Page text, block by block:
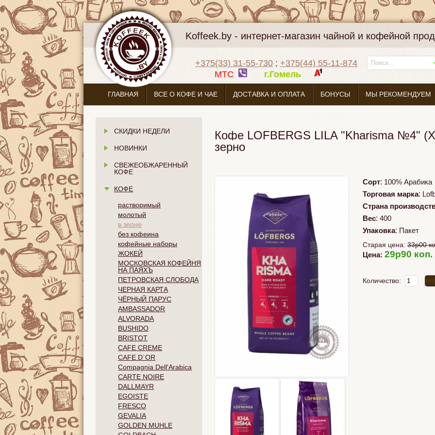
Koffeek.by - интернет-магазин чайной и кофейной
+375(33) 31-55-730 ; +375(44) 55-11-874
МТС
г.Гомель
ГЛАВНАЯ ВСЕ О КОФЕ И ЧАЕ ДОСТАВКА И ОПЛАТА БОНУСЫ МЫ РЕКОМЕНДУЕМ
СКИДКИ НЕДЕЛИ
НОВИНКИ
СВЕЖЕОБЖАРЕННЫЙ
КОФЕ
КОФЕ
растворимый
молотый
в зерне
без кофеина
кофейные наборы
ЖОКЕЙ
МОСКОВСКАЯ КОФЕЙНЯ
НА ПАЯХЪ
ПЕТРОВСКАЯ СЛОБОДА
ЧЕРНАЯ КАРТА
ЧЁРНЫЙ ПАРУС
AMBASSADOR
ALVORADA
BUSHIDO
BRISTOT
CAFE CREME
CAFE D`OR
Compagnia Dell'Arabica
CARTE NOIRE
DALLMAYR
EGOISTE
FRESCO
GEVALIA
GOLDEN MUHLE
Кофе LOFBERGS LILA "Kharisma №4"
зерно
Сорт: 100% Арабика
Торговая марка:
Страна
Вес: 400
Упаковка: Пакет
Старая цена: 33p00
Цена: 29p90 коп.
Количество: